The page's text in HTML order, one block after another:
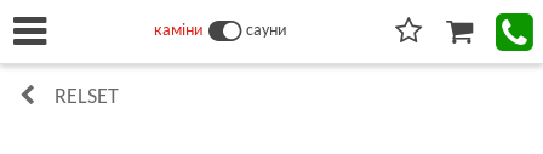
каміни сауни
RELSET